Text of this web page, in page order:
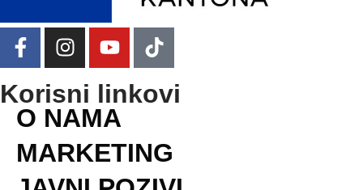
Korisni linkovi
O NAMA
MARKETING